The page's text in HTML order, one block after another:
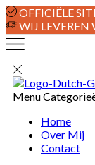
OFFICIËLE
WIJ LEVEREN
Menu
Home
Over Mij
Contact